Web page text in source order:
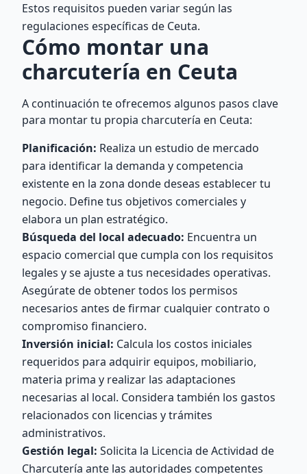
Estos requisitos pueden variar según las
regulaciones específicas de Ceuta.
Cómo montar una
charcutería en Ceuta
A continuación te ofrecemos algunos pasos clave
para montar tu propia charcutería en Ceuta:
Planificación: Realiza un estudio de mercado
para identificar la demanda y competencia
existente en la zona donde deseas establecer tu
negocio. Define tus objetivos comerciales y
elabora un plan estratégico.
Búsqueda del local adecuado: Encuentra un
espacio comercial que cumpla con los requisitos
legales y se ajuste a tus necesidades operativas.
Asegúrate de obtener todos los permisos
necesarios antes de firmar cualquier contrato o
compromiso financiero.
Inversión inicial: Calcula los costos iniciales
requeridos para adquirir equipos, mobiliario,
materia prima y realizar las adaptaciones
necesarias al local. Considera también los gastos
relacionados con licencias y trámites
administrativos.
Gestión legal: Solicita la Licencia de Actividad de
Charcutería ante las autoridades competentes